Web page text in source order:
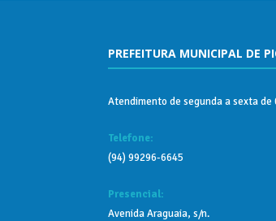
PREFEITURA MUNICIPAL DE
Atendimento de segunda a sexta de
Telefone:
(94) 99296-6645
Presencial:
Avenida Araguaia, s/n.